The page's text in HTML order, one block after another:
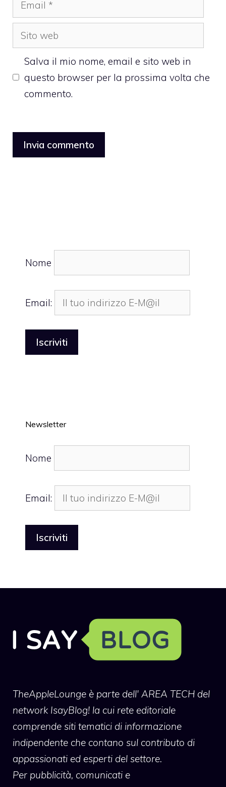
Sito
web
Salva il mio nome, email e sito web in
questo browser per la prossima volta che
commento.
Nome
Email:
Newsletter
Nome
Email:
TheAppleLounge è parte dell' AREA TECH del
network IsayBlog! la cui rete editoriale
comprende siti tematici di informazione
indipendente che contano sul contributo di
appassionati ed esperti del settore.
Per pubblicità, comunicati e